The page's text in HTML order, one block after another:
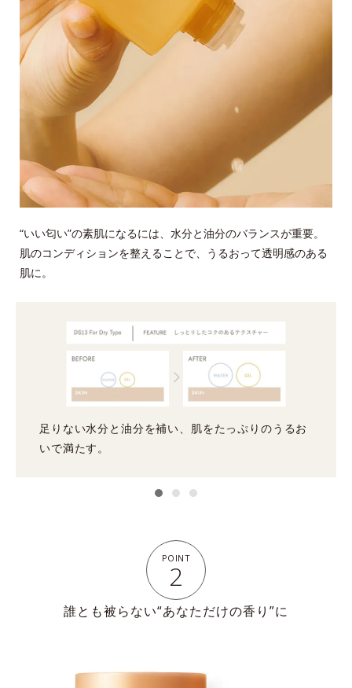
“いい匂い”の素肌になるには、水分と油分のバランスが重要。
肌のコンディションを整えることで、うるおって透明感のある
肌に。
足りない水分と油分を補い、肌をたっぷりのうるお
いで満たす。
POINT
2
誰とも被らない“あなただけの香り”に